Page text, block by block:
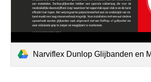
Narviflex Dunlop Glijbanden en Mogelijkheden